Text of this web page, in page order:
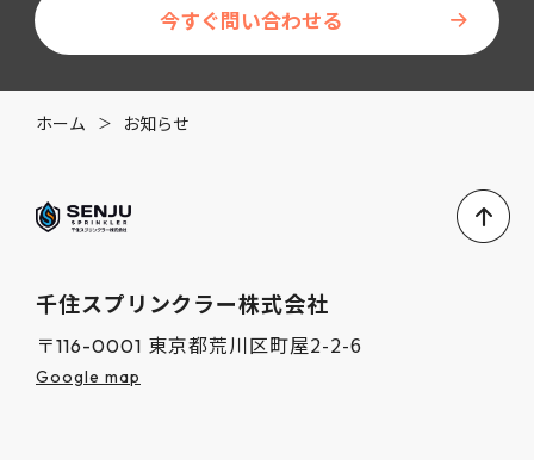
今すぐ問い合わせる
ホーム お知らせ
千住スプリンクラー株式会社
〒116-0001 東京都荒川区町屋2-2-6
Google map